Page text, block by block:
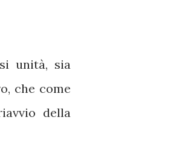
unità, sia
che come
della